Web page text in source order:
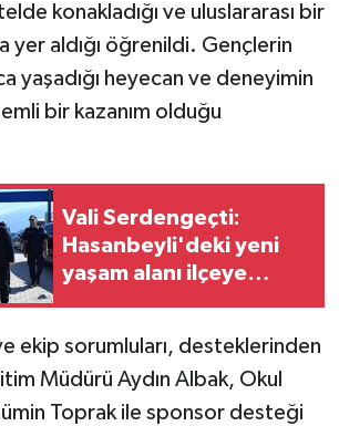
konakladığı ve uluslararası bir
yer aldığı öğrenildi. Gençlerin
yaşadığı heyecan ve deneyimin
bir kazanım olduğu
Vali Serdengeçti:
Hasanbeyli'deki yeni
yaşam alanı ilçeye
ekip sorumluları, desteklerinden
Müdürü Aydın Albak, Okul
Toprak ile sponsor desteği